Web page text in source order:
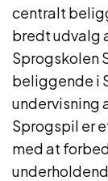
centralt
bredt udvalg
Sprogskolen
beliggende i
undervisning
Sprogspil er
med at